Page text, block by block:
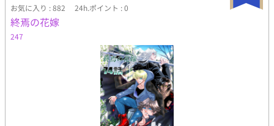
お気に入り : 882 24h.ポイント : 0
終焉の花嫁
247